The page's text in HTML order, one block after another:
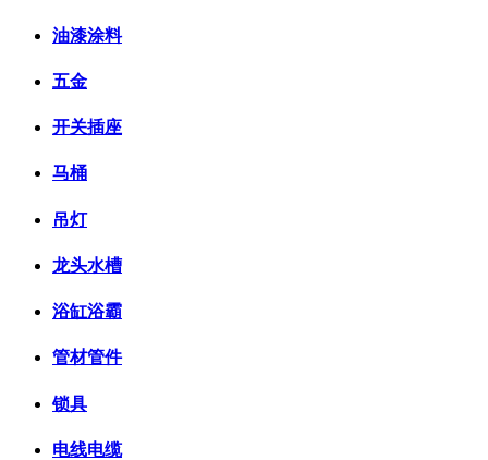
油漆涂料
五金
开关插座
马桶
吊灯
龙头水槽
浴缸浴霸
管材管件
锁具
电线电缆